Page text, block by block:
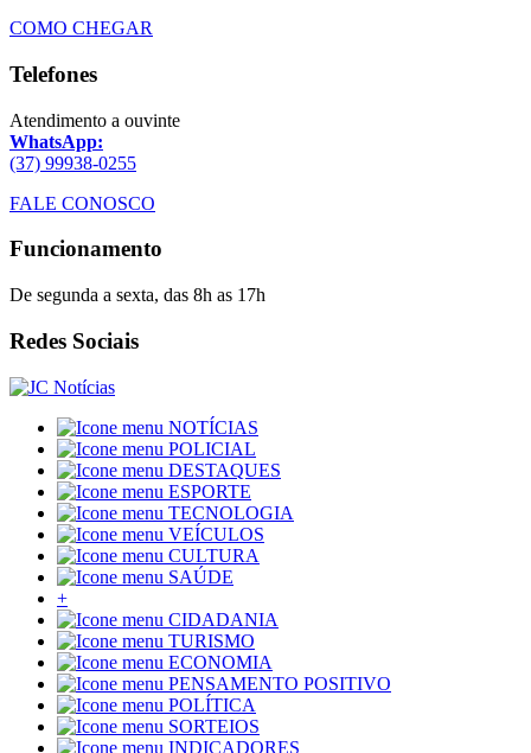
COMO CHEGAR
Telefones
Atendimento a ouvinte
WhatsApp:
(37) 99938-0255
FALE CONOSCO
Funcionamento
De segunda a sexta, das 8h as 17h
Redes Sociais
NOTÍCIAS
POLICIAL
DESTAQUES
ESPORTE
TECNOLOGIA
VEÍCULOS
CULTURA
SAÚDE
+
CIDADANIA
TURISMO
ECONOMIA
PENSAMENTO POSITIVO
POLÍTICA
SORTEIOS
INDICADORES